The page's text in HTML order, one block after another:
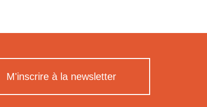
M'inscrire à la newsletter